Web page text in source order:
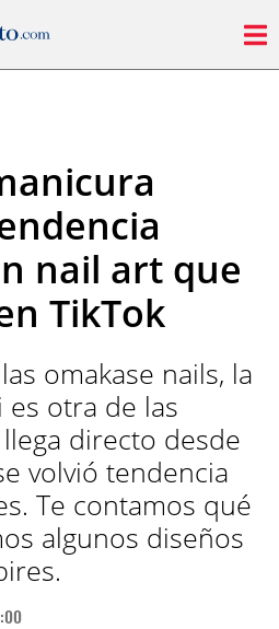
nail art que
TikTok
omakase nails, la
es otra de las
directo desde
volvió tendencia
Te contamos qué
algunos diseños